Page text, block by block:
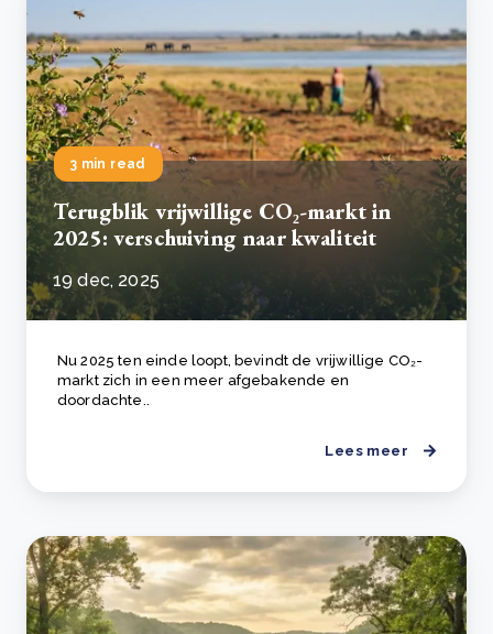
3 min read
Terugblik vrijwillige CO₂-markt in
2025: verschuiving naar kwaliteit
19 dec, 2025
Nu 2025 ten einde loopt, bevindt de vrijwillige CO₂-
markt zich in een meer afgebakende en
doordachte..
Lees meer